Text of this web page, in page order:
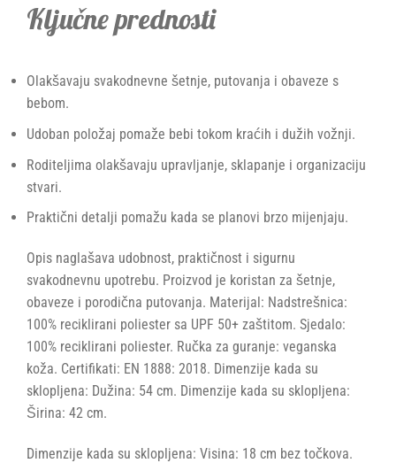
Ključne prednosti
Olakšavaju svakodnevne šetnje, putovanja i obaveze s
bebom.
Udoban položaj pomaže bebi tokom kraćih i dužih vožnji.
Roditeljima olakšavaju upravljanje, sklapanje i organizaciju
stvari.
Praktični detalji pomažu kada se planovi brzo mijenjaju.
Opis naglašava udobnost, praktičnost i sigurnu
svakodnevnu upotrebu. Proizvod je koristan za šetnje,
obaveze i porodična putovanja. Materijal: Nadstrešnica:
100% reciklirani poliester sa UPF 50+ zaštitom. Sjedalo:
100% reciklirani poliester. Ručka za guranje: veganska
koža. Certifikati: EN 1888: 2018. Dimenzije kada su
sklopljena: Dužina: 54 cm. Dimenzije kada su sklopljena:
Širina: 42 cm.
Dimenzije kada su sklopljena: Visina: 18 cm bez točkova.